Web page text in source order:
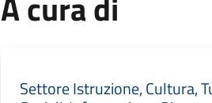
Settore Istruzione, Cultura,